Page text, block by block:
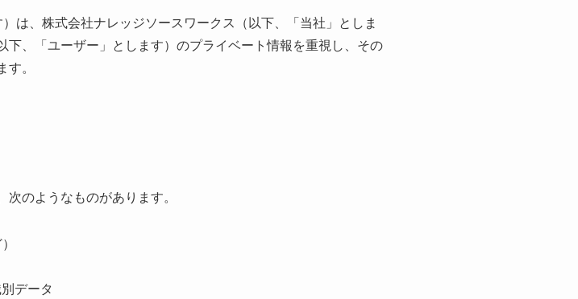
は、株式会社ナレッジソースワークス（以下、「当社」としま
、「ユーザー」とします）のプライベート情報を重視し、その
。
のようなものがあります。
データ